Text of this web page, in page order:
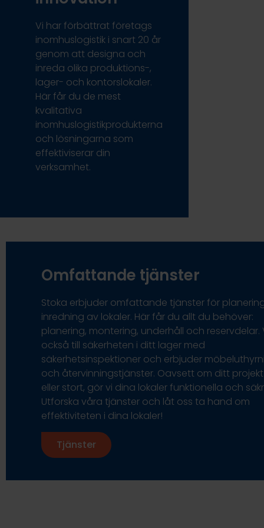
Vi har förbättrat företags
inomhuslogistik i snart 20 år
genom att designa och
inreda olika produktions-,
lager- och kontorslokaler.
Här får du de mest
kvalitativa
inomhuslogistikprodukterna
och lösningarna som
effektiviserar din
verksamhet.
Omfattande tjänster
Stoka erbjuder omfattande tjänster för
inredning av lokaler. Här får du allt du behöver:
planering, montering, underhåll och reservdelar.
också till säkerheten i ditt lager med
säkerhetsinspektioner och erbjuder
och återvinningstjänster. Oavsett om ditt
eller stort, gör vi dina lokaler funktionella och
Utforska våra tjänster och låt oss ta hand om
effektiviteten i dina lokaler!
Tjänster